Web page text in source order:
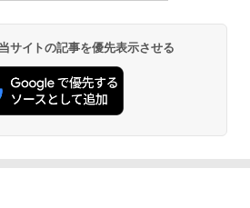
サイトの記事を優先表示させる